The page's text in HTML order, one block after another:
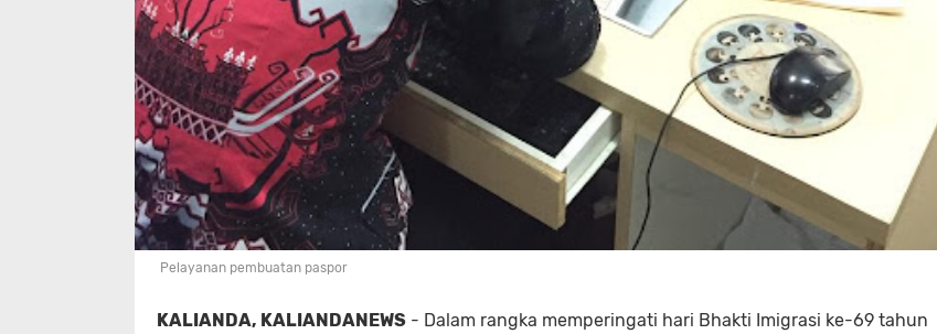
Pelayanan pembuatan paspor
KALIANDA, KALIANDANEWS - Dalam rangka memperingati hari Bhakti Imigrasi ke-69 tahun